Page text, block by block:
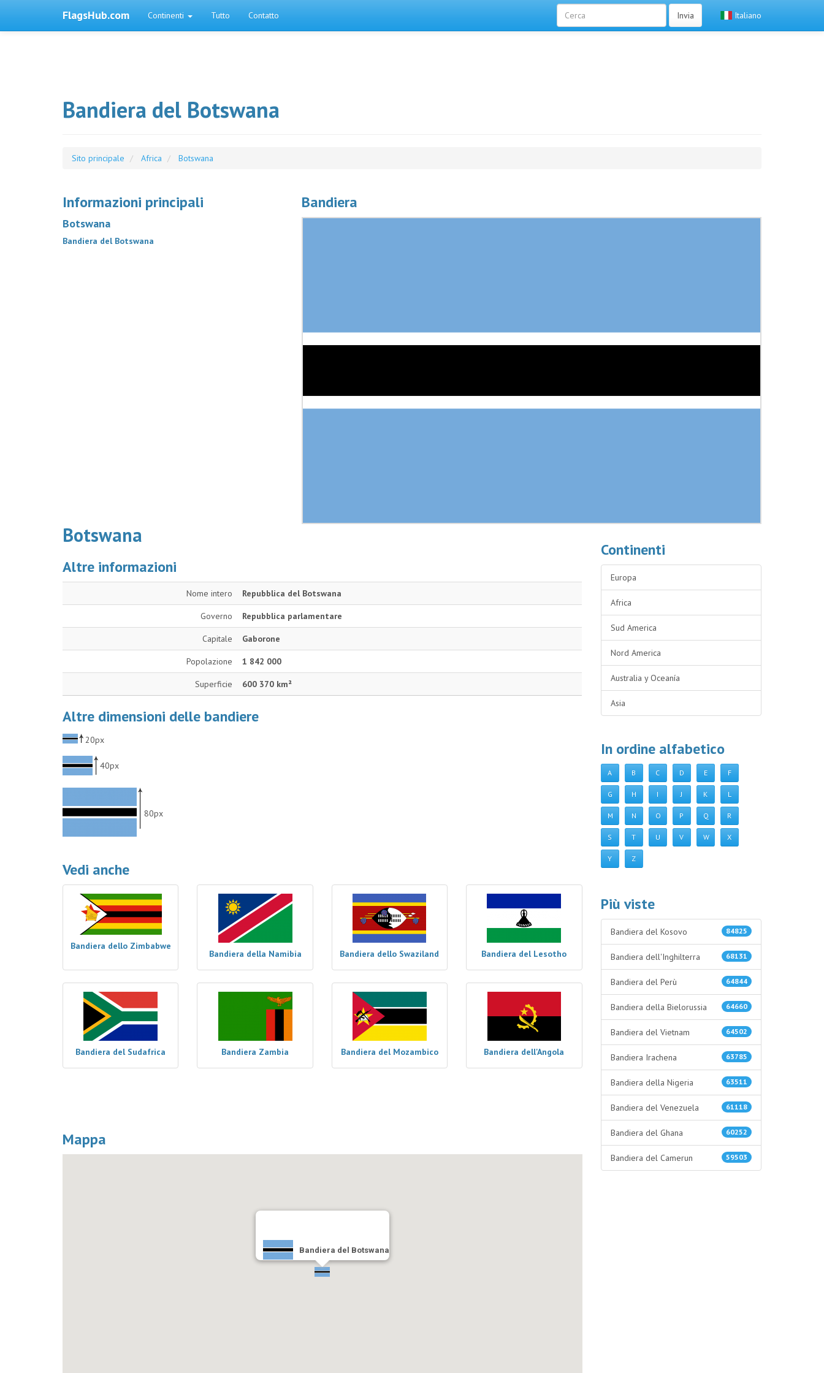
FlagsHub.com Continenti Tutto Contatto Italiano
Invia
Bandiera del Botswana
Sito principale Africa Botswana
Informazioni principali
Botswana
Bandiera del Botswana
Bandiera
Botswana
Altre informazioni
Nome intero Repubblica del Botswana
Governo Repubblica parlamentare
Capitale Gaborone
Popolazione 1 842 000
Superficie 600 370 km²
Altre dimensioni delle bandiere
20px
40px
80px
Vedi anche
Bandiera dello Zimbabwe
Bandiera della Namibia Bandiera dello Swaziland Bandiera del Lesotho
Bandiera del Sudafrica Bandiera Zambia Bandiera del Mozambico Bandiera dell'Angola
Mappa
Bandiera del Botswana
Continenti
Europa
Africa
Sud America
Nord America
Australia y Oceanía
Asia
In ordine alfabetico
A B C D E F
G H I J K L
M N O P Q R
S T U V W X
Y Z
Più viste
84825
Bandiera del Kosovo
68131
Bandiera dell'Inghilterra
64844
Bandiera del Perù
64660
Bandiera della Bielorussia
64502
Bandiera del Vietnam
63785
Bandiera Irachena
63511
Bandiera della Nigeria
61118
Bandiera del Venezuela
60252
Bandiera del Ghana
59503
Bandiera del Camerun